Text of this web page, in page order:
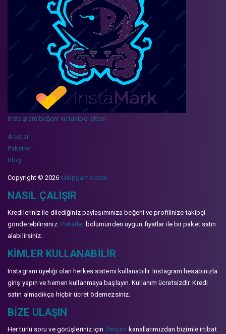
instagram beğeni ve takipçi sitesi
Araçlar
Paketler
Blog
Copyright © 2026takipgame.com
NASIL ÇALIŞIR
Kredileriniz ile dilediğiniz paylaşımınıza beğeni ve profilinize takipçi
gönderebilirsiniz. Paketlerbölümünden uygun fiyatlar ile bir paket satın
alabilirsiniz.
KIMLER KULLANABILIR
Instagram üyeliği olan herkes sistemi kullanabilir. Instagram hesabınızla
giriş yapın ve hemen kullanmaya başlayın. Kullanım ücretsizdir. Kredi
satın almadıkça hiçbir ücret ödemezsiniz.
BIZE ULAŞIN
Her türlü soru ve görüşleriniz için İletişim kanallarımızdan bizimle irtibat